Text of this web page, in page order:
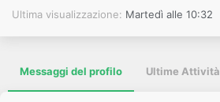
Ultima visualizzazione
Martedì alle 10:32
Messaggi del profilo Ultime Attività